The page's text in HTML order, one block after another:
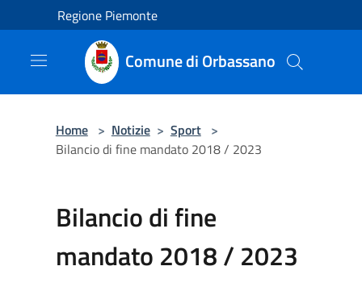
Salta al contenuto principale
Regione Piemonte
Comune di Orbassano
Home > Notizie > Sport >
Bilancio di fine mandato 2018 / 2023
Bilancio di fine
mandato 2018 / 2023